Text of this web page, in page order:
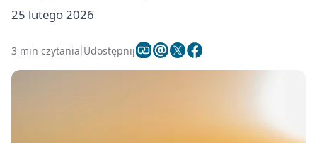
25 lutego 2026
3 min czytania Udostępnij